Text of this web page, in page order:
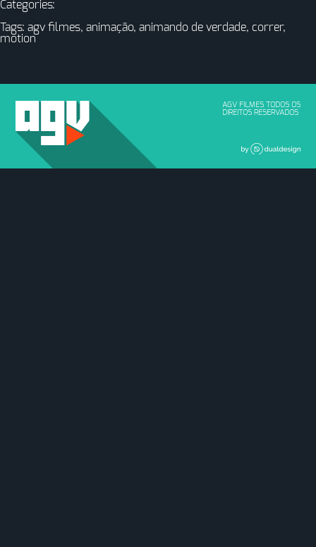
Categories:
Tags: agv filmes, animação, animando de verdade, correr,
motion
AGV FILMES TODOS OS
DIREITOS RESERVADOS